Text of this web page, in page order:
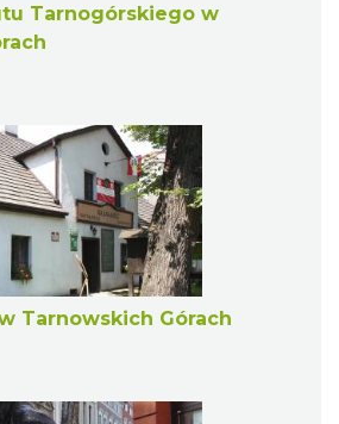
Tarnogórskiego w
Tarnowskich Górach